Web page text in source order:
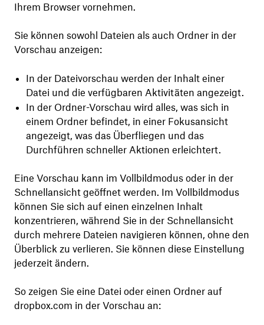
Ihrem Browser vornehmen.
Sie können sowohl Dateien als auch Ordner in der
Vorschau anzeigen:
In der Dateivorschau werden der Inhalt einer
Datei und die verfügbaren Aktivitäten angezeigt.
In der Ordner-Vorschau wird alles, was sich in
einem Ordner befindet, in einer Fokusansicht
angezeigt, was das Überfliegen und das
Durchführen schneller Aktionen erleichtert.
Eine Vorschau kann im Vollbildmodus oder in der
Schnellansicht geöffnet werden. Im Vollbildmodus
können Sie sich auf einen einzelnen Inhalt
konzentrieren, während Sie in der Schnellansicht
durch mehrere Dateien navigieren können, ohne den
Überblick zu verlieren. Sie können diese Einstellung
jederzeit ändern.
So zeigen Sie eine Datei oder einen Ordner auf
dropbox.com in der Vorschau an: